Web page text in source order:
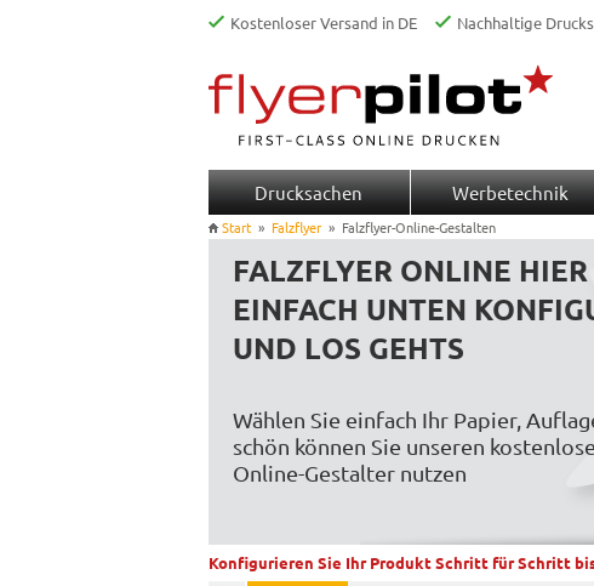
Kostenloser Versand in DE Nachhaltige
Drucksachen Werbetechnik
Start » Falzflyer » Falzflyer-Online-Gestalten
FALZFLYER ONLINE HIER
EINFACH UNTEN
UND LOS GEHTS
Wählen Sie einfach Ihr Papier,
schön können Sie unseren
Online-Gestalter nutzen
Konfigurieren Sie Ihr Produkt Schritt für Schritt